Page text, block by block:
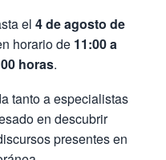
el 4 de agosto de
horario de 11:00 a
horas.
tanto a especialistas
en descubrir
presentes en